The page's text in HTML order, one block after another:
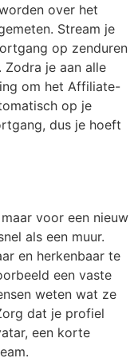
over het
Stream je
op zenduren
Zodra je aan alle
om het Affiliate-
op je
dus je hoeft
voor een nieuw
als een muur.
en herkenbaar te
een vaste
weten wat ze
dat je profiel
een korte